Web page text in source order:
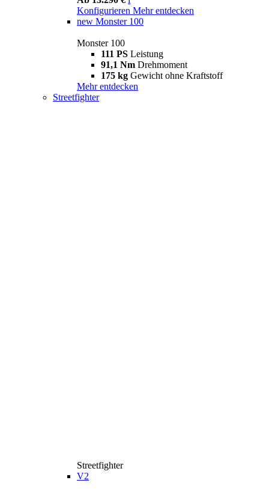
Konfigurieren Mehr entdecken
new Monster 100
Monster 100
111 PS Leistung
91,1 Nm Drehmoment
175 kg Gewicht ohne Kraftstoff
Mehr entdecken
Streetfighter
Streetfighter
V2